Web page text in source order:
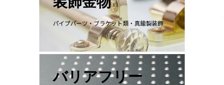
パイプパーツ・ブラケット類・真鍮製装飾
バリアフリー